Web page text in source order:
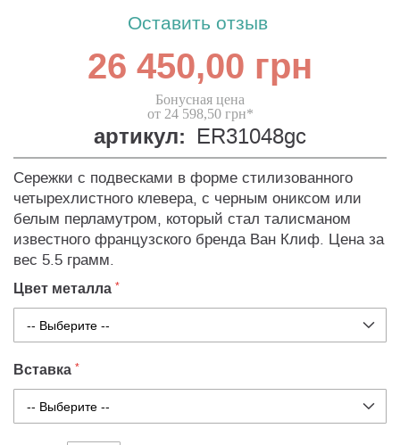
Оставить отзыв
26 450,00 грн
Бонусная цена
от 24 598,50 грн*
артикул: ER31048gc
Сережки с подвесками в форме стилизованного
четырехлистного клевера, с черным ониксом или
белым перламутром, который стал талисманом
известного французского бренда Ван Клиф. Цена за
вес 5.5 грамм.
Цвет металла
Вставка